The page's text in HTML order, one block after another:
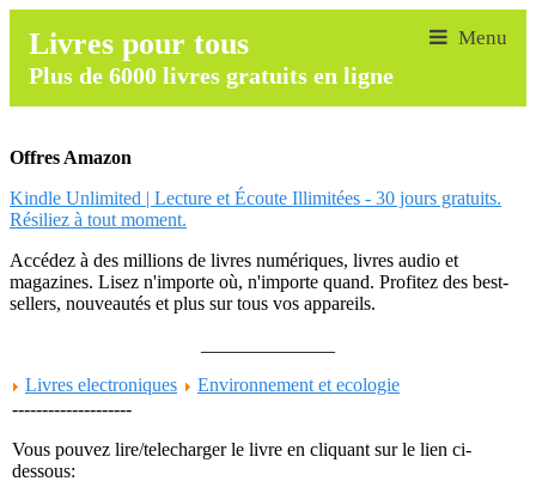
Livres pour tous
Plus de 6000 livres gratuits en ligne
Offres Amazon
Kindle Unlimited | Lecture et Écoute Illimitées - 30 jours gratuits.
Résiliez à tout moment.
Accédez à des millions de livres numériques, livres audio et
magazines. Lisez n'importe où, n'importe quand. Profitez des best-
sellers, nouveautés et plus sur tous vos appareils.
Livres electroniques
Environnement et ecologie
--------------------
Vous pouvez lire/telecharger le livre en cliquant sur le lien ci-
dessous: